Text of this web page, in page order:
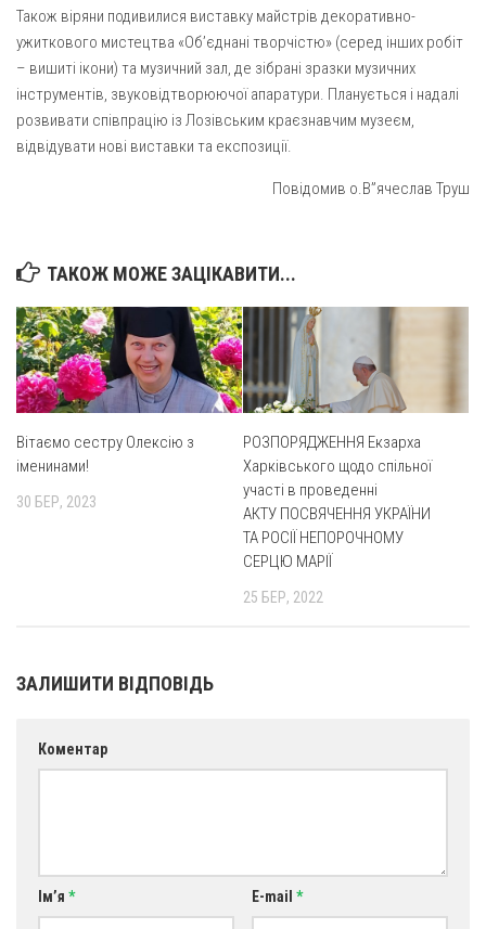
Св. Йосифа ОПДМ
Монастир сестер милосердя Св. Вінкентія. Дім Милосердя
Монастир Успення Пресвятої Богородиці Сестер Чину
Святого Василія Великого
Комісії
Комісія з питань душпастирства охорони здоров’я
Спільноти
Квіти Слобожанщини
Харківщина
Полтавщина
Також віряни подивилися виставку майстрів декоративно-
ужиткового мистецтва «Об’єднані творчістю» (серед інших робіт
– вишиті ікони) та музичний зал, де зібрані зразки музичних
інструментів, звуковідтворюючої апаратури. Планується і надалі
розвивати співпрацію із Лозівським краєзнавчим музеєм,
відвідувати нові виставки та експозиції.
Повідомив о.В”ячеслав Труш
ТАКОЖ МОЖЕ ЗАЦІКАВИТИ...
Вітаємо сестру Олексію з
іменинами!
30 БЕР, 2023
РОЗПОРЯДЖЕННЯ Екзарха
Харківського щодо спільної
участі в проведенні
АКТУ ПОСВЯЧЕННЯ УКРАЇНИ
ТА РОСІЇ НЕПОРОЧНОМУ
СЕРЦЮ МАРІЇ
25 БЕР, 2022
ЗАЛИШИТИ ВІДПОВІДЬ
Коментар
Ім’я * E-mail *